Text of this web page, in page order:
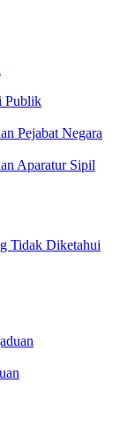
Publik
Pejabat Negara
Aparatur Sipil
Tidak Diketahui